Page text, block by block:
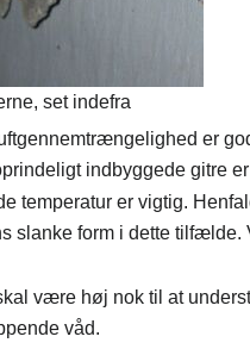
set indefra
er
indbyggede gitre
temperatur er vigtig.
slanke form i dette tilfælde.
være høj nok til at
våd.